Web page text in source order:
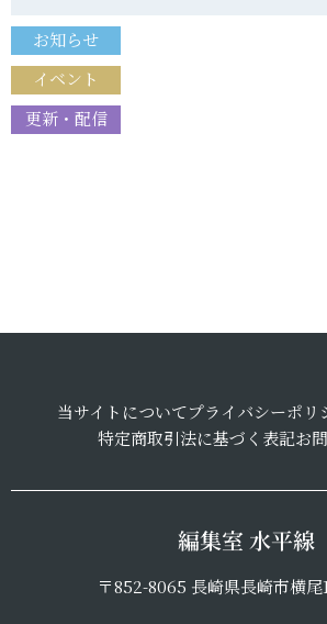
お知らせ
イベント
更新・配信
当サイトについてプライバシーポリ
特定商取引法に基づく表記お
編集室 水平線
〒852-8065 長崎県長崎市横尾